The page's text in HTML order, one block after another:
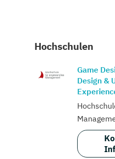
Hochschulen
Game
Design &